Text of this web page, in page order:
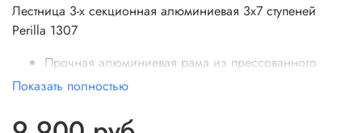
Лестница 3-х секционная алюминиевая 3х7 ступеней
Perilla 1307
Прочная алюминиевая рама из прессованного
профиля прямоугольного сечения.
стремянка с высокой выдвижной секцией,
Показать полностью